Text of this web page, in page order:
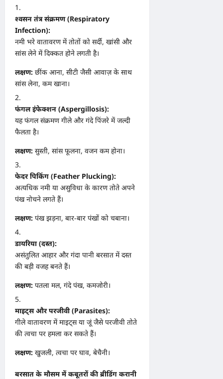
श्वसन तंत्र संक्रमण (Respiratory
Infection):
नमी भरे वातावरण में तोतों को सर्दी, खांसी और
सांस लेने में दिक्कत होने लगती है।
लक्षण: छींक आना, सीटी जैसी आवाज़ के साथ
सांस लेना, कम खाना।
फंगल इंफेक्शन (Aspergillosis):
यह फंगल संक्रमण गीले और गंदे पिंजरे में जल्दी
फैलता है।
लक्षण: सुस्ती, सांस फूलना, वजन कम होना।
फेदर पिकिंग (Feather Plucking):
अत्यधिक नमी या असुविधा के कारण तोते अपने
पंख नोचने लगते हैं।
लक्षण: पंख झड़ना, बार-बार पंखों को चबाना।
डायरिया (दस्त):
असंतुलित आहार और गंदा पानी बरसात में दस्त
की बड़ी वजह बनते हैं।
लक्षण: पतला मल, गंदे पंख, कमजोरी।
माइट्स और परजीवी (Parasites):
गीले वातावरण में माइट्स या जूं जैसे परजीवी तोते
की त्वचा पर हमला कर सकते हैं।
लक्षण: खुजली, त्वचा पर घाव, बेचैनी।
बरसात के मौसम में कबूतरों की ब्रीडिंग करानी